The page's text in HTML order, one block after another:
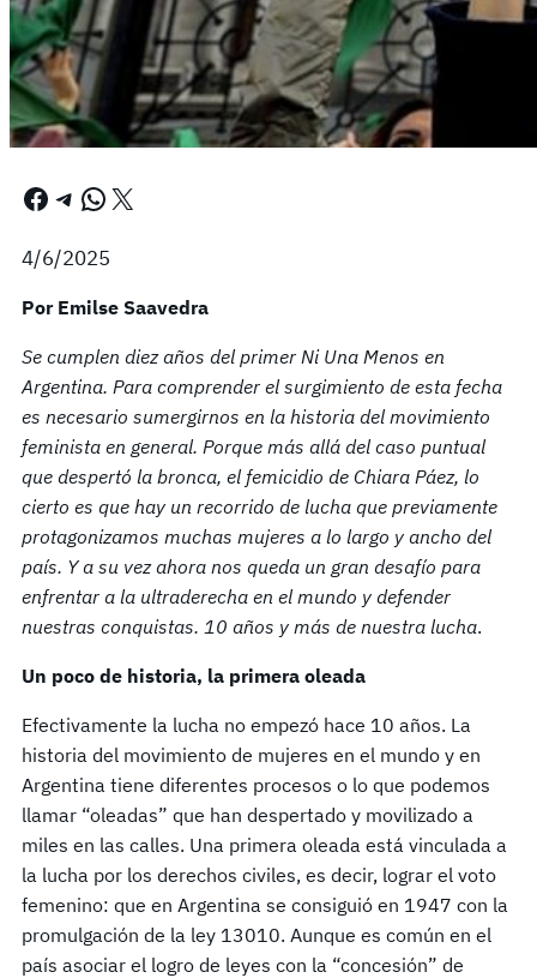
Facebook Telegram WhatsApp X
4/6/2025
Por Emilse Saavedra
Se cumplen diez años del primer Ni Una Menos en
Argentina. Para comprender el surgimiento de esta fecha
es necesario sumergirnos en la historia del movimiento
feminista en general. Porque más allá del caso puntual
que despertó la bronca, el femicidio de Chiara Páez, lo
cierto es que hay un recorrido de lucha que previamente
protagonizamos muchas mujeres a lo largo y ancho del
país. Y a su vez ahora nos queda un gran desafío para
enfrentar a la ultraderecha en el mundo y defender
nuestras conquistas. 10 años y más de nuestra lucha.
Un poco de historia, la primera oleada
Efectivamente la lucha no empezó hace 10 años. La
historia del movimiento de mujeres en el mundo y en
Argentina tiene diferentes procesos o lo que podemos
llamar “oleadas” que han despertado y movilizado a
miles en las calles. Una primera oleada está vinculada a
la lucha por los derechos civiles, es decir, lograr el voto
femenino: que en Argentina se consiguió en 1947 con la
promulgación de la ley 13010. Aunque es común en el
país asociar el logro de leyes con la “concesión” de